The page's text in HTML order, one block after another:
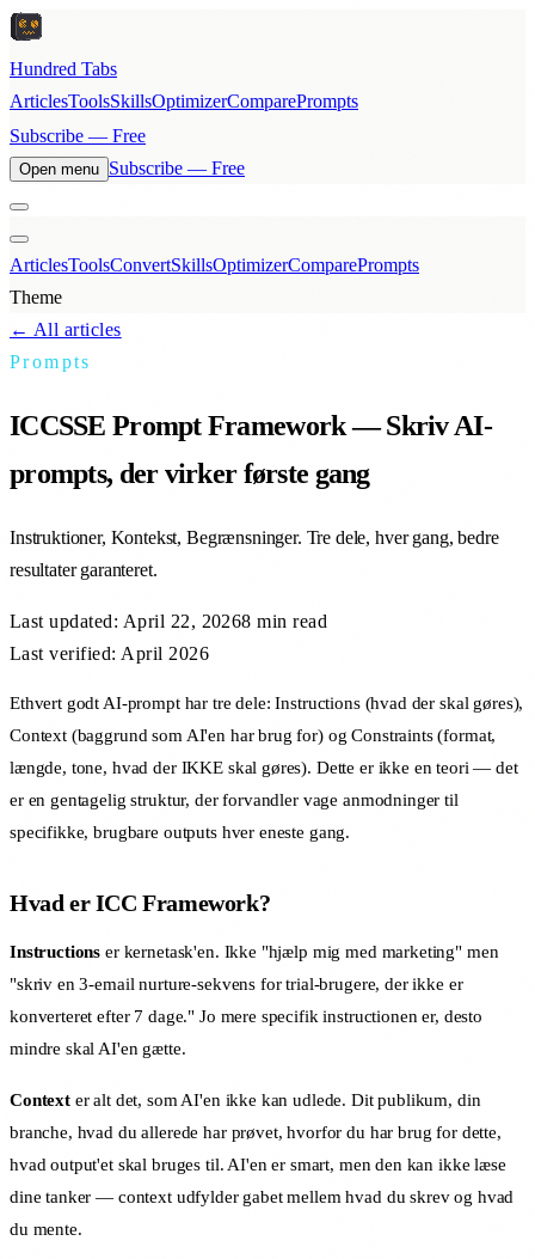
Hundred Tabs
ArticlesToolsSkillsOptimizerComparePrompts
Subscribe — Free
Open menu Subscribe — Free
ArticlesToolsConvertSkillsOptimizerComparePrompts
Theme
← All articles
Prompts
ICCSSE Prompt Framework — Skriv AI-
prompts, der virker første gang
Instruktioner, Kontekst, Begrænsninger. Tre dele, hver gang, bedre
resultater garanteret.
Last updated: April 22, 20268 min read
Last verified: April 2026
Ethvert godt AI-prompt har tre dele: Instructions (hvad der skal gøres),
Context (baggrund som AI'en har brug for) og Constraints (format,
længde, tone, hvad der IKKE skal gøres). Dette er ikke en teori — det
er en gentagelig struktur, der forvandler vage anmodninger til
specifikke, brugbare outputs hver eneste gang.
Hvad er ICC Framework?
Instructions er kernetask'en. Ikke "hjælp mig med marketing" men
"skriv en 3-email nurture-sekvens for trial-brugere, der ikke er
konverteret efter 7 dage." Jo mere specifik instructionen er, desto
mindre skal AI'en gætte.
Contexter alt det, som AI'en ikke kan udlede. Dit publikum, din
branche, hvad du allerede har prøvet, hvorfor du har brug for dette,
hvad output'et skal bruges til. AI'en er smart, men den kan ikke læse
dine tanker — context udfylder gabet mellem hvad du skrev og hvad
du mente.